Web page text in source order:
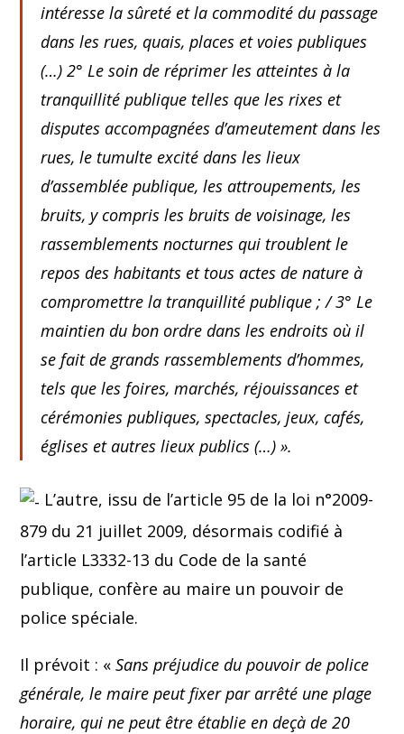
intéresse la sûreté et la commodité du passage
dans les rues, quais, places et voies publiques
(…) 2° Le soin de réprimer les atteintes à la
tranquillité publique telles que les rixes et
disputes accompagnées d’ameutement dans les
rues, le tumulte excité dans les lieux
d’assemblée publique, les attroupements, les
bruits, y compris les bruits de voisinage, les
rassemblements nocturnes qui troublent le
repos des habitants et tous actes de nature à
compromettre la tranquillité publique ; / 3° Le
maintien du bon ordre dans les endroits où il
se fait de grands rassemblements d’hommes,
tels que les foires, marchés, réjouissances et
cérémonies publiques, spectacles, jeux, cafés,
églises et autres lieux publics (…) ».
L’autre, issu de l’article 95 de la loi n°2009-
879 du 21 juillet 2009, désormais codifié à
l’article L3332-13 du Code de la santé
publique, confère au maire un pouvoir de
police spéciale.
Il prévoit : «Sans préjudice du pouvoir de police
générale, le maire peut fixer par arrêté une plage
horaire, qui ne peut être établie en deçà de 20